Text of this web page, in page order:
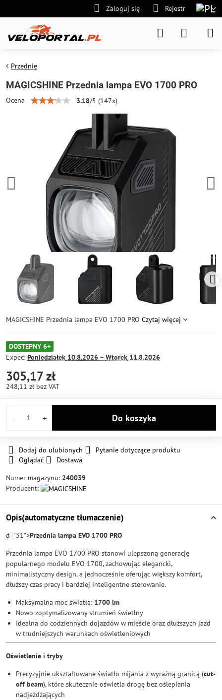
Zaloguj się Rejestr
Przednie
MAGICSHINE Przednia lampa EVO 1700 PRO
Ocena 3.18/5 (147x)
MAGICSHINE Przednia lampa EVO 1700 PRO Czytaj więcej
DOSTEPNY 6+
Expec: Poniedziałek 10.8.2026 − Wtorek 11.8.2026
305,17 zł
248,11 zł bez VAT
Do koszyka
Dodaj do ulubionych
Pytanie dotyczące produktu
Oglądać
Dostawa
Numer magazynu: 240039
Producent:
Opis(automatyczne tłumaczenie)
d="31">Przednia lampa EVO 1700 PRO
Przednia lampa EVO 1700 PRO stanowi ulepszoną generację
popularnego modelu EVO 1700, zachowując elegancki,
minimalistyczny design, a jednocześnie oferując większy komfort,
dłuższy czas pracy i bardziej inteligentne sterowanie.
Maksymalna moc światła: 1700 lm
Nowo zoptymalizowany strumień świetlny
Idealna do codziennych dojazdów w mieście oraz dłuższych jazd
w trudniejszych warunkach oświetleniowych
Oświetlenie i tryby
Precyzyjnie ukształtowane światło mijania z wyraźną granicą (cut-
off beam), które skutecznie oświetla drogę bez oślepiania
nadjeżdżających